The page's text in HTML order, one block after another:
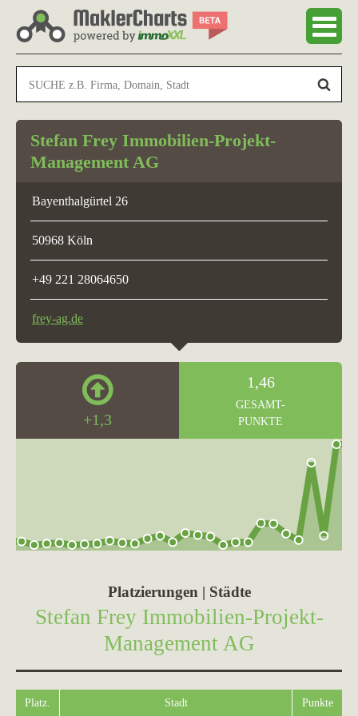
Stefan Frey Immobilien-Projekt-
Management AG
Bayenthalgürtel 26
50968 Köln
+49 221 28064650
frey-ag.de
+1,3
1,46
GESAMT-
PUNKTE
Platzierungen | Städte
Stefan Frey Immobilien-Projekt-
Management AG
Platz. Stadt Punkte